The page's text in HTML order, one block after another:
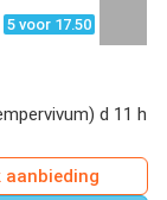
5 voor 17.50
d 11 h
aanbieding